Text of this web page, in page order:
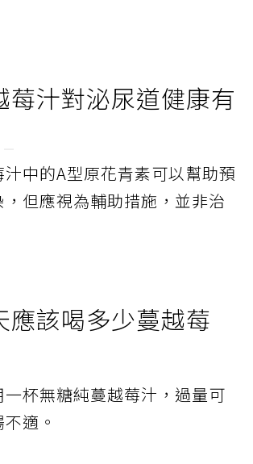
莓汁對泌尿道健康有
中的A型原花青素可以幫助預
但應視為輔助措施，並非治
應該喝多少蔓越莓
杯無糖純蔓越莓汁，過量可
適。